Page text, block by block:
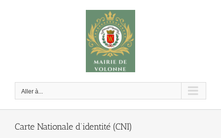
Aller à...
Carte Nationale d’identité (CNI)